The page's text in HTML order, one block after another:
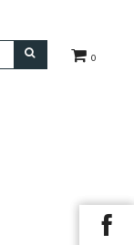
0